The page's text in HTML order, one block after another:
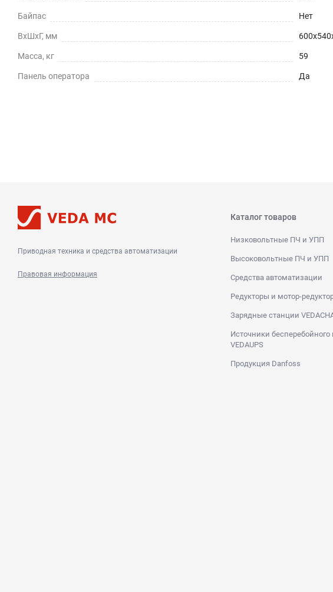
Байпас Нет
ВхШхГ, мм
Масса, кг 59
Панель оператора Да
Приводная техника и средства автоматизации
Правовая информация
Каталог товаров
Низковольтные ПЧ и УПП
Высоковольтные ПЧ и УПП
Средства автоматизации
Редукторы и мотор-
Зарядные станции
Источники бесперебойного
VEDAUPS
Продукция Danfoss